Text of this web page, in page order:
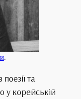
.
та
у корейській